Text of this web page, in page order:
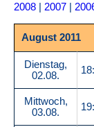
2008
2007
August 2011
Dienstag,
02.08.
Mittwoch,
03.08.